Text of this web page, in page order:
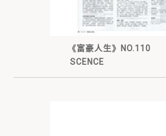
《富豪人生》NO.110
SCENCE